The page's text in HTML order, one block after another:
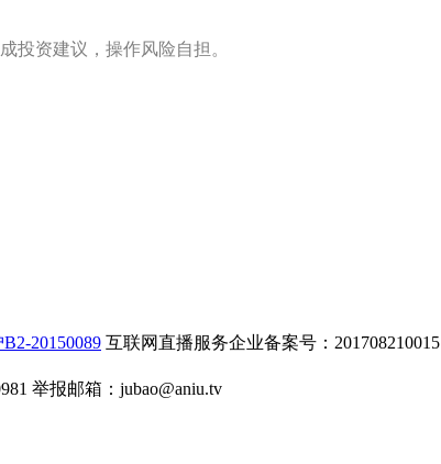
投资建议，操作风险自担。
20150089 互联网直播服务企业备案号：201708210015
举报邮箱： jubao@aniu.tv